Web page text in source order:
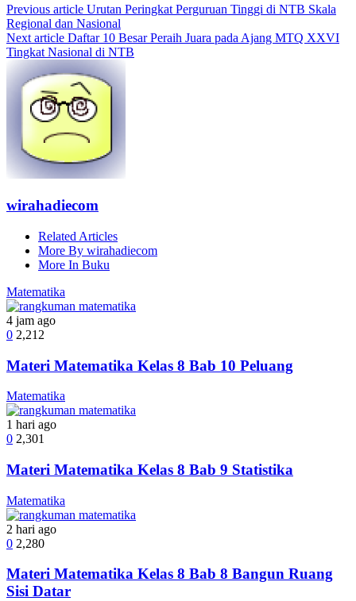
Previous article Urutan Peringkat Perguruan Tinggi di NTB Skala
Regional dan Nasional
Next article Daftar 10 Besar Peraih Juara pada Ajang MTQ XXVI
Tingkat Nasional di NTB
wirahadiecom
Related Articles
More By wirahadiecom
More In Buku
Matematika
4 jam ago
0 2,212
Materi Matematika Kelas 8 Bab 10 Peluang
Matematika
1 hari ago
0 2,301
Materi Matematika Kelas 8 Bab 9 Statistika
Matematika
2 hari ago
0 2,280
Materi Matematika Kelas 8 Bab 8 Bangun Ruang
Sisi Datar